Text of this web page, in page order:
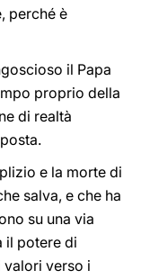
perché è
il Papa
proprio della
di realtà
e la morte di
salva, e che ha
su una via
il potere di
valori verso i